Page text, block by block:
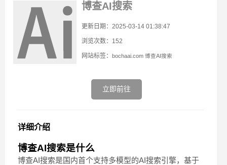
博查AI搜索
更新日期：2025-03-14 01:38:47
浏览次数：152
网站标签：bochaai.com 博查AI搜索
立即前往
详细介绍
博查AI搜索是什么
博查AI搜索是国内首个支持多模型的AI搜索引擎，基于